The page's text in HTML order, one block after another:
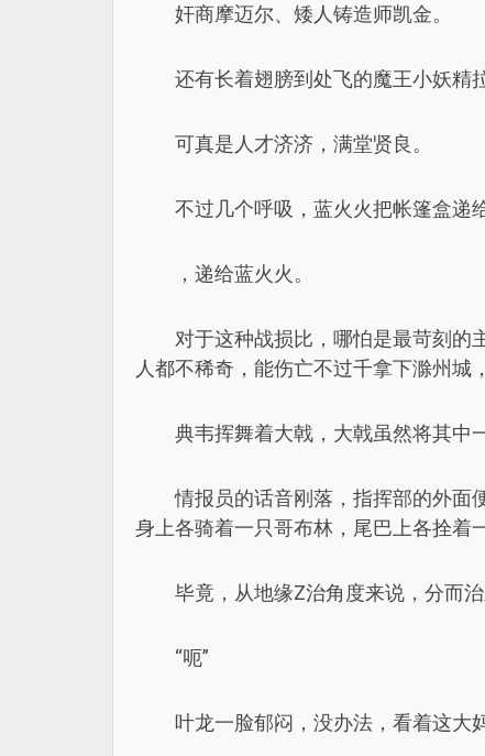
奸商摩迈尔、矮人铸造师凯金。
还有长着翅膀到处飞的魔王小妖精
可真是人才济济，满堂贤良。
不过几个呼吸，蓝火火把帐篷盒递
，递给蓝火火。
对于这种战损比，哪怕是最苛刻的
人都不稀奇，能伤亡不过千拿下滁州城
典韦挥舞着大戟，大戟虽然将其中
情报员的话音刚落，指挥部的外面
身上各骑着一只哥布林，尾巴上各拴着
毕竟，从地缘Z治角度来说，分而
“呃”
叶龙一脸郁闷，没办法，看着这大